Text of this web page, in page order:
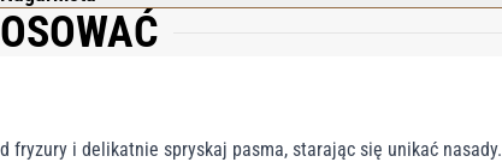
fryzury i delikatnie spryskaj pasma, starając się unikać nasady.